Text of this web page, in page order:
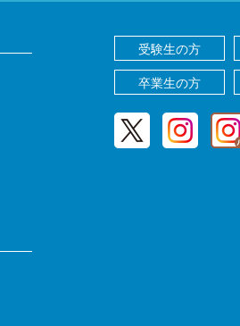
受験生の方
卒業生の方